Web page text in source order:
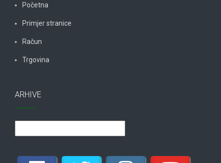
Početna
Primjer stranice
Račun
Trgovina
ARHIVE